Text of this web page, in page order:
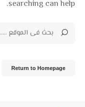
searching can help.
Return to Homepage